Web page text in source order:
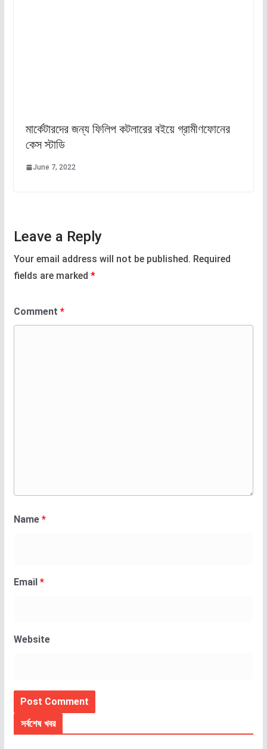
মার্কেটারদের জন্য ফিলিপ কটলারের বইয়ে গ্রামীণফোনের
কেস স্টাডি
June 7, 2022
Leave a Reply
Your email address will not be published. Required
fields are marked *
Comment *
Name *
Email *
Website
সর্বশেষ খবর